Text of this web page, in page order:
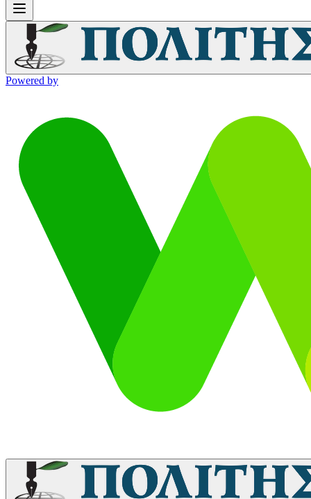
Powered by